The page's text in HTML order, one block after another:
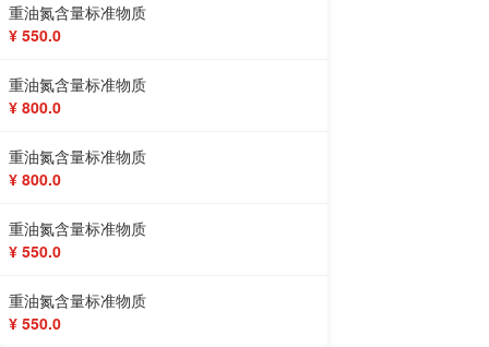
重油氮含量标准物质
¥ 550.0
重油氮含量标准物质
¥ 800.0
重油氮含量标准物质
¥ 800.0
重油氮含量标准物质
¥ 550.0
重油氮含量标准物质
¥ 550.0